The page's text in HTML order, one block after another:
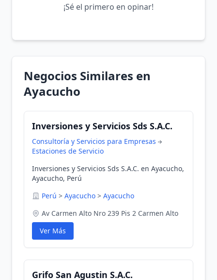
¡Sé el primero en opinar!
Negocios Similares en
Ayacucho
Inversiones y Servicios Sds S.A.C.
Consultoría y Servicios para Empresas
Estaciones de Servicio
Inversiones y Servicios Sds S.A.C. en Ayacucho,
Ayacucho, Perú
Perú > Ayacucho > Ayacucho
Av Carmen Alto Nro 239 Pis 2 Carmen Alto
Ver Más
Grifo San Agustin S.A.C.